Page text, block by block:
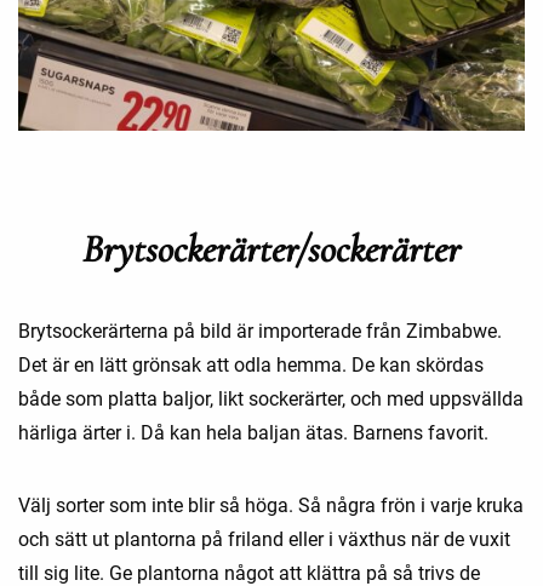
Brytsockerärter/sockerärter
Brytsockerärterna på bild är importerade från Zimbabwe.
Det är en lätt grönsak att odla hemma. De kan skördas
både som platta baljor, likt sockerärter, och med uppsvällda
härliga ärter i. Då kan hela baljan ätas. Barnens favorit.
Välj sorter som inte blir så höga. Så några frön i varje kruka
och sätt ut plantorna på friland eller i växthus när de vuxit
till sig lite. Ge plantorna något att klättra på så trivs de